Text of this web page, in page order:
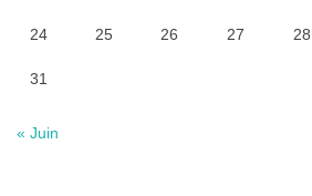
24 25 26 27 28
31
« Juin